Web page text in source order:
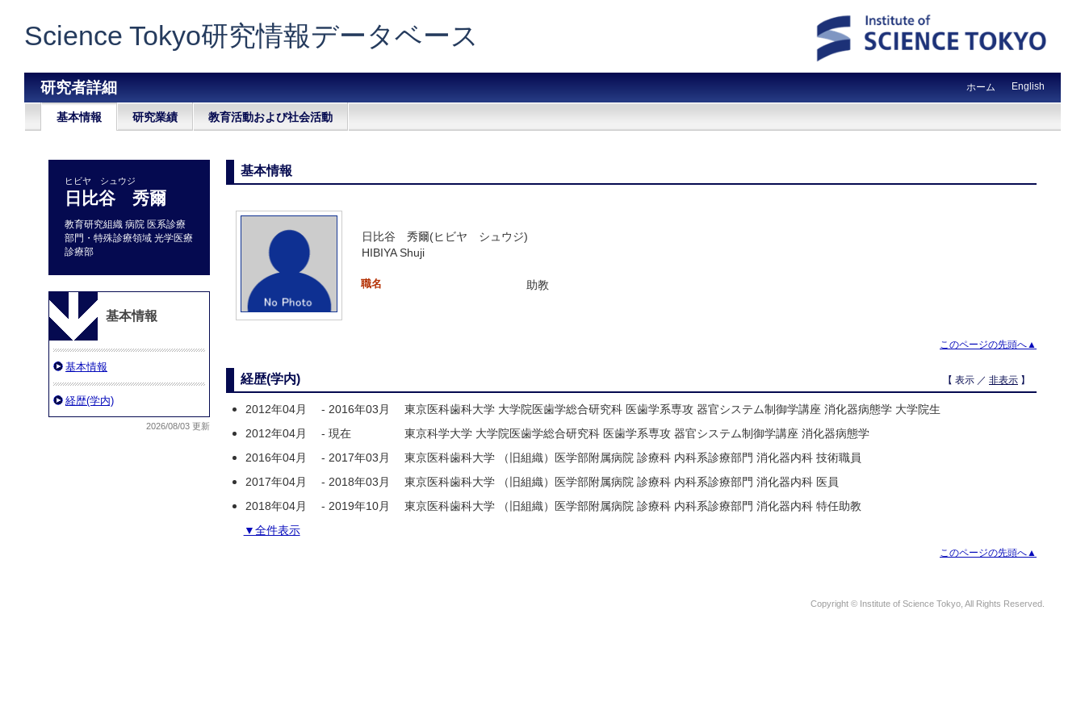
Science Tokyo研究情報データベース
研究者詳細 ホーム English
基本情報 研究業績 教育活動および社会活動
ヒビヤ シュウジ
日比谷 秀爾
教育研究組織 病院 医系診療
部門・特殊診療領域 光学医療
診療部
基本情報
基本情報
経歴(学内)
2026/08/03 更新
基本情報
日比谷 秀爾(ヒビヤ シュウジ)
HIBIYA Shuji
職名 助教
このページの先頭へ▲
経歴(学内) 【 表示 ／ 非表示 】
2012年04月 - 2016年03月
東京医科歯科大学 大学院医歯学総合研究科 医歯学系専攻 器官システム制御学講座 消化器病態学 大学院生
2012年04月
- 現在
東京科学大学 大学院医歯学総合研究科 医歯学系専攻 器官システム制御学講座 消化器病態学
2016年04月
- 2017年03月
東京医科歯科大学 （旧組織）医学部附属病院 診療科 内科系診療部門 消化器内科 技術職員
2017年04月
- 2018年03月
東京医科歯科大学 （旧組織）医学部附属病院 診療科 内科系診療部門 消化器内科 医員
2018年04月
- 2019年10月
東京医科歯科大学 （旧組織）医学部附属病院 診療科 内科系診療部門 消化器内科 特任助教
▼全件表示
このページの先頭へ▲
Copyright © Institute of Science Tokyo, All Rights Reserved.